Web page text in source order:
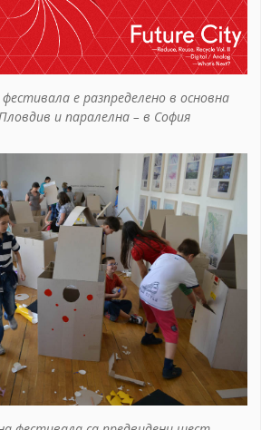
е разпределено в основна
и паралелна – в София